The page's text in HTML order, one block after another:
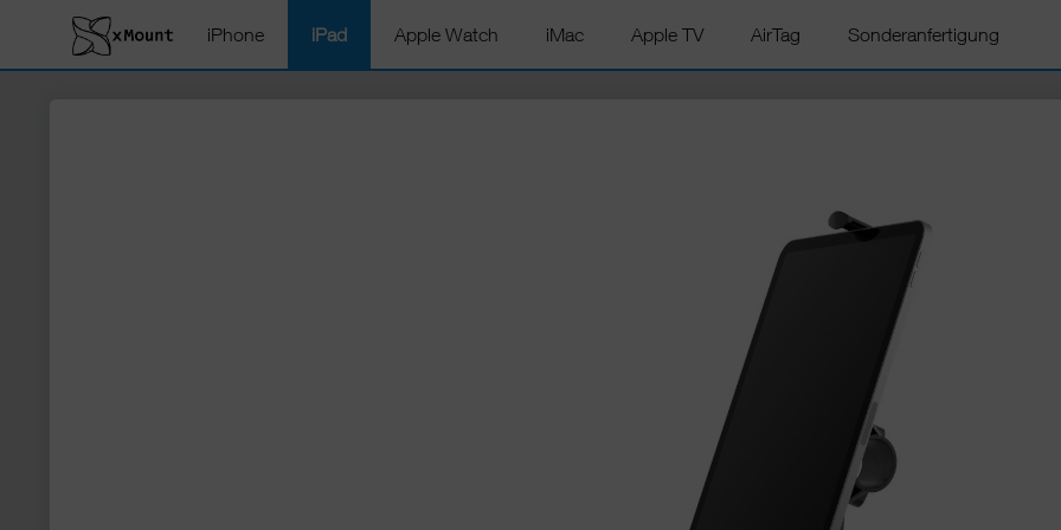
iPhone iPad Apple Watch iMac Apple TV AirTag Sonderanfertigung